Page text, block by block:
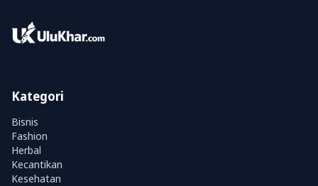
Kategori
Bisnis
Fashion
Herbal
Kecantikan
Kesehatan